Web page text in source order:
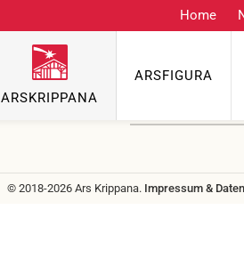
Home
ARSKRIPPANA
ARSFIGURA
Telefon
© 2018-2026 Ars Krippana. Impressum &